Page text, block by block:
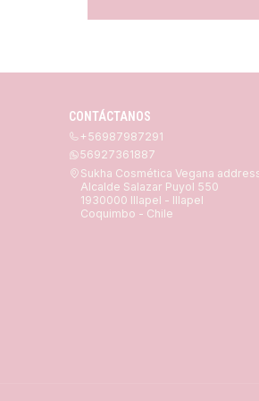
CONTÁCTANOS
+56987987291
56927361887
Sukha Cosmética Vegana
Alcalde Salazar Puyol 550
1930000 Illapel - Illapel
Coquimbo - Chile